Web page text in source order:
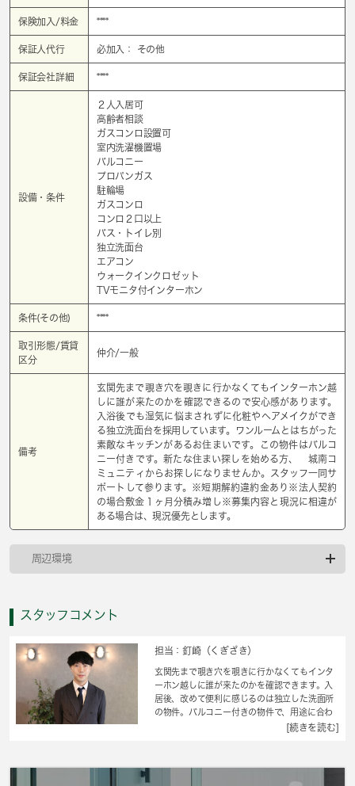
保険加入/料金 ****
保証人代行 必加入： その他
保証会社詳細 ****
設備・条件
２人入居可
高齢者相談
ガスコンロ設置可
室内洗濯機置場
バルコニー
プロパンガス
駐輪場
ガスコンロ
コンロ２口以上
バス・トイレ別
独立洗面台
エアコン
ウォークインクロゼット
TVモニタ付インターホン
条件(その他) ****
取引形態/賃貸
区分
仲介/一般
備考
玄関先まで覗き穴を覗きに行かなくてもインターホン越
しに誰が来たのかを確認できるので安心感があります。
入浴後でも湿気に悩まされずに化粧やヘアメイクができ
る独立洗面台を採用しています。ワンルームとはちがった
素敵なキッチンがあるお住まいです。この物件はバルコ
ニー付きです。新たな住まい探しを始める方、 城南コ
ミュニティからお探しになりませんか。スタッフ一同サ
ポートして参ります。※短期解約違約金あり※法人契約
の場合敷金１ヶ月分積み増し※募集内容と現況に相違が
ある場合は、現況優先とします。
周辺環境
スタッフコメント
担当：釘崎（くぎざき）
玄関先まで覗き穴を覗きに行かなくてもインタ
ーホン越しに誰が来たのかを確認できます。入
居後、改めて便利に感じるのは独立した洗面所
の物件。バルコニー付きの物件で、用途に合わ
せて使用できおすすめです。2つの調理を同時に
シのアパートはこちらです。転居先に住み心地
[続きを読む]